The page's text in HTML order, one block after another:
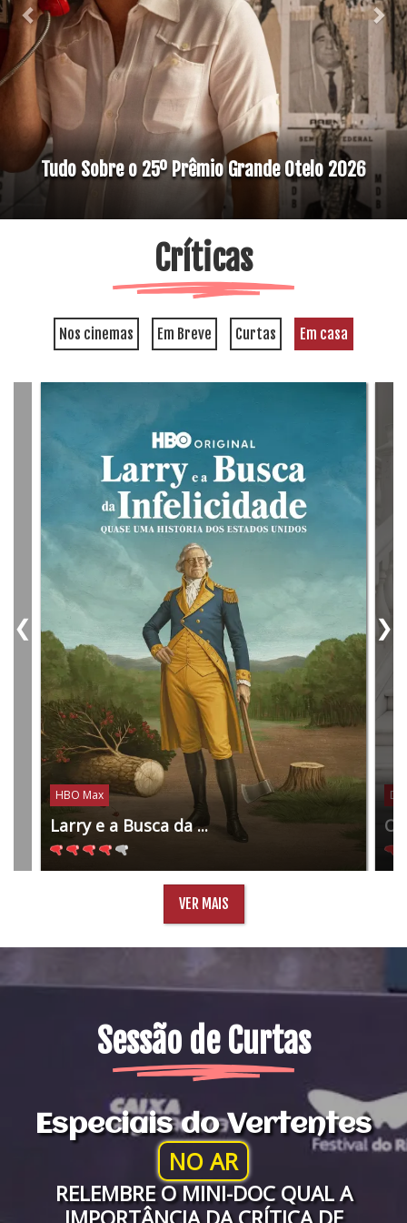
Tudo Sobre o 25º Prêmio Grande Otelo 2026
Críticas
Nos cinemas Em Breve Curtas Em casa
HBO Max
Larry e a Busca da ... O
❮ ❯
VER MAIS
Sessão de Curtas
Especiais do Vertentes
NO AR
RELEMBRE O MINI-DOC QUAL A